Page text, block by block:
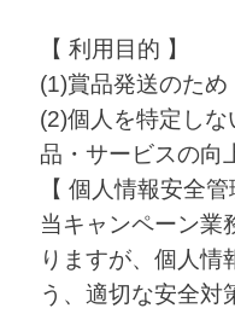
【 利用目的 】
(1)賞品発送のため
(2)個人を特定し
品・サービスの向
【 個人情報安全管
当キャンペーン業
りますが、個人情
う、適切な安全対